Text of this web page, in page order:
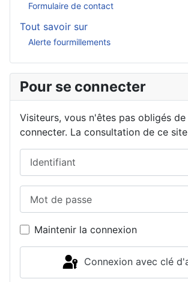
Formulaire de contact
Tout savoir sur
Alerte fourmillements
Pour se connecter
Visiteurs, vous n'êtes pas obligés
connecter. La consultation de ce
Maintenir la connexion
Connexion avec clé